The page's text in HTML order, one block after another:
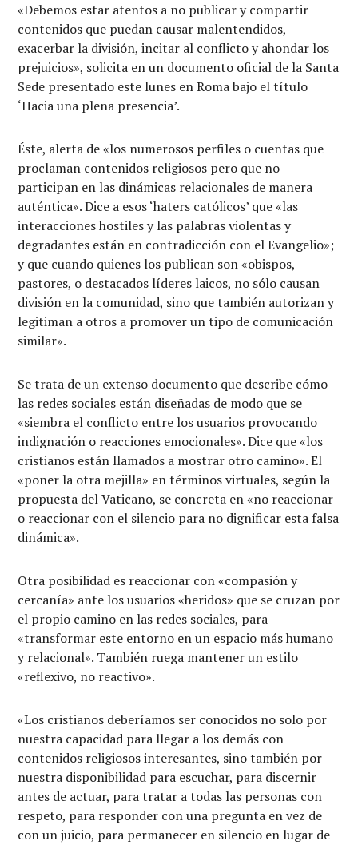
«Debemos estar atentos a no publicar y compartir
contenidos que puedan causar malentendidos,
exacerbar la división, incitar al conflicto y ahondar los
prejuicios», solicita en un documento oficial de la Santa
Sede presentado este lunes en Roma bajo el título
‘Hacia una plena presencia’.
Éste, alerta de «los numerosos perfiles o cuentas que
proclaman contenidos religiosos pero que no
participan en las dinámicas relacionales de manera
auténtica». Dice a esos ‘haters católicos’ que «las
interacciones hostiles y las palabras violentas y
degradantes están en contradicción con el Evangelio»;
y que cuando quienes los publican son «obispos,
pastores, o destacados líderes laicos, no sólo causan
división en la comunidad, sino que también autorizan y
legitiman a otros a promover un tipo de comunicación
similar».
Se trata de un extenso documento que describe cómo
las redes sociales están diseñadas de modo que se
«siembra el conflicto entre los usuarios provocando
indignación o reacciones emocionales». Dice que «los
cristianos están llamados a mostrar otro camino». El
«poner la otra mejilla» en términos virtuales, según la
propuesta del Vaticano, se concreta en «no reaccionar
o reaccionar con el silencio para no dignificar esta falsa
dinámica».
Otra posibilidad es reaccionar con «compasión y
cercanía» ante los usuarios «heridos» que se cruzan por
el propio camino en las redes sociales, para
«transformar este entorno en un espacio más humano
y relacional». También ruega mantener un estilo
«reflexivo, no reactivo».
«Los cristianos deberíamos ser conocidos no solo por
nuestra capacidad para llegar a los demás con
contenidos religiosos interesantes, sino también por
nuestra disponibilidad para escuchar, para discernir
antes de actuar, para tratar a todas las personas con
respeto, para responder con una pregunta en vez de
con un juicio, para permanecer en silencio en lugar de